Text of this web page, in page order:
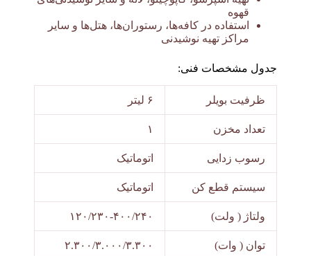
قهوه
استفاده در کافه‌ها، رستوران‌ها، هتل‌ها و سایر
مراکز تهیه نوشیدنی
جدول مشخصات فنی:
ظرفیت بویلر ۶ لیتر
تعداد مخزن ۱
رسوب زدایی اتوماتیک
سیستم قطع کن اتوماتیک
ولتاژ ( ولت) ۱۲۰/۲۳۰-۴۰۰/۲۴۰
توان ( وات) ۲.۳۰۰/۳.۰۰۰/۳.۳۰۰